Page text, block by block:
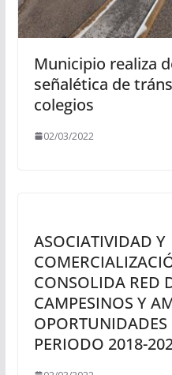
Municipio realiza
señalética de
colegios
02/03/2022
ASOCIATIVIDAD Y
CONSOLIDA RED
CAMPESINOS Y
OPORTUNIDADES
PERIODO 2018-